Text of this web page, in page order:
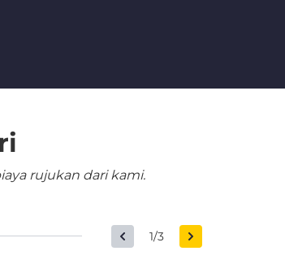
rujukan dari kami.
1/3